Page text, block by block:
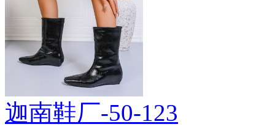
迦南鞋厂-50-123